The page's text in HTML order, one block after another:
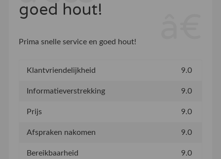
goed hout!
Prima snelle service en goed hout!
Klantvriendelijkheid 9.0
Informatieverstrekking 9.0
Prijs 9.0
Afspraken nakomen 9.0
Bereikbaarheid 9.0